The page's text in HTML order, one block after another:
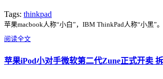
Tags: thinkpad
苹果macbook人称“小白”，IBM ThinkPad人称“小黑”
阅读全文
苹果iPod小对手微软第二代Zune正式开卖